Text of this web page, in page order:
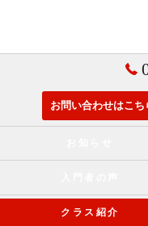
お問い合わせはこち
クラス紹介